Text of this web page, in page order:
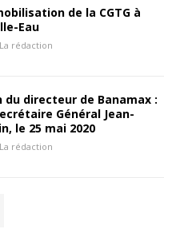
de la CGTG à
Eau
La rédaction
du directeur de Banamax :
Général Jean-
le 25 mai 2020
La rédaction